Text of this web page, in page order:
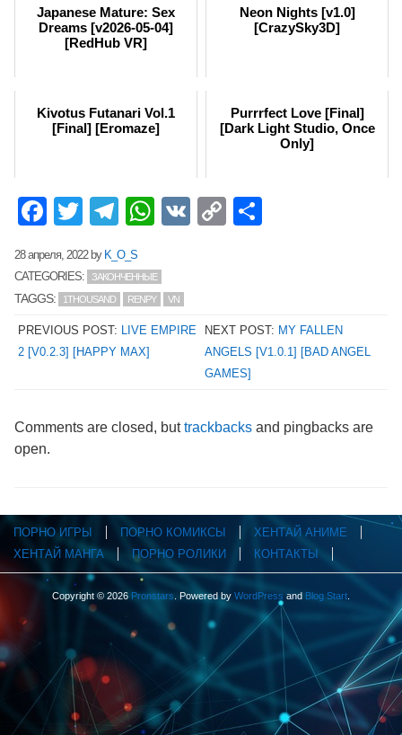
Japanese Mature: Sex
Dreams [v2026-05-04]
[RedHub VR]
Neon Nights [v1.0]
[CrazySky3D]
Kivotus Futanari Vol.1
[Final] [Eromaze]
Purrrfect Love [Final]
[Dark Light Studio, Once
Only]
Facebook
TwitterTelegram
WhatsApp
VK Copy
28 апреля, 2022by K_O_S
CATEGORIES:
ЗАКОНЧЕННЫЕ
TAGGS: 1THOUSAND RENPY VN
PREVIOUS POST:
LIVE EMPIRE
2 [V0.2.3] [HAPPY MAX]
NEXT POST: MY FALLEN
ANGELS [V1.0.1] [BAD ANGEL
GAMES]
Comments are closed, buttrackbacks and pingbacks are
open.
ПОРНО ИГРЫ ПОРНО КОМИКСЫ
ХЕНТАЙ АНИМЕ
ХЕНТАЙ МАНГА
ПОРНО РОЛИКИ КОНТАКТЫ
Copyright © 2026 Pronstars. Powered by WordPress and Blog Start.